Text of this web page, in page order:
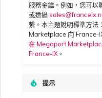
合作夥伴代管帳戶
技術規格
MCR Looking Glass（路由診
MCR 的 NAT 運作原理
MCR 私有雲端互聯
Aviatrix
Check Point CloudGuard
檢視作業日誌
監控維護和中斷事件
鎖定 Megaport 服務
MCR 計費
MVE 計費
建立至 Google Cloud 的
建立 Megaport Internet 連
建立 MCR
Megaport Terraform
Provider 學習資料與資源
Megaport Terraform
Provider
在測試環境中測試
服務金鑰。例如，您可以
或透過
繫。本主題說明標準方
Marketplace 向 France-
在 Megaport
France-IX 。
提示